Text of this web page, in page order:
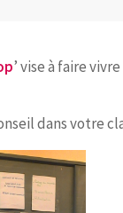
’ vise à faire
dans votre